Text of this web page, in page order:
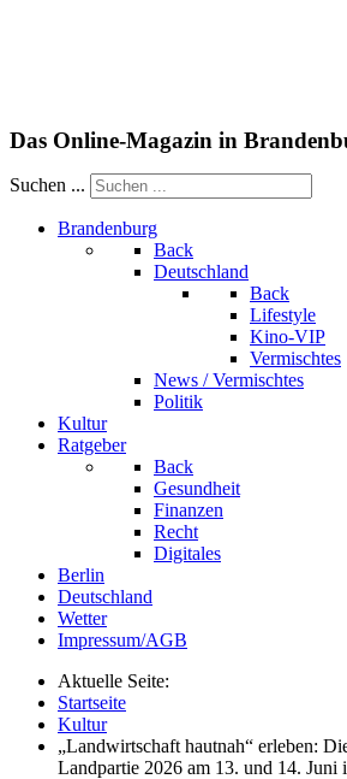
Das Online-Magazin in
Suchen ...
Brandenburg
Back
Deutschland
Back
Lifestyle
Kino-VIP
Vermischtes
News / Vermischtes
Politik
Kultur
Ratgeber
Back
Gesundheit
Finanzen
Recht
Digitales
Berlin
Deutschland
Wetter
Impressum/AGB
Aktuelle Seite:
Startseite
Kultur
„Landwirtschaft hautnah“ erleben:
Landpartie 2026 am 13. und 14. Juni